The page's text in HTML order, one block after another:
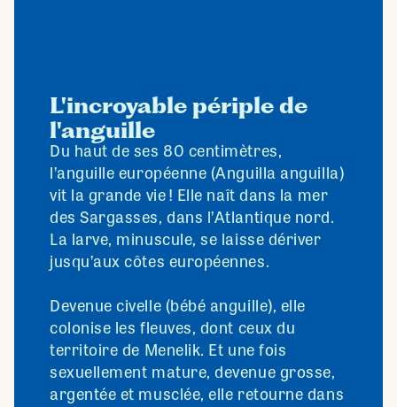
L'incroyable périple de
l'anguille
Du haut de ses 80 centimètres,
l’anguille européenne (Anguilla anguilla)
vit la grande vie ! Elle naît dans la mer
des Sargasses, dans l’Atlantique nord.
La larve, minuscule, se laisse dériver
jusqu’aux côtes européennes.
Devenue civelle (bébé anguille), elle
colonise les fleuves, dont ceux du
territoire de Menelik. Et une fois
sexuellement mature, devenue grosse,
argentée et musclée, elle retourne dans